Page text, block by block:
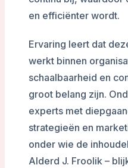
en efficiënter wordt.
Ervaring leert dat
werkt binnen
schaalbaarheid en
groot belang zijn.
experts met
strategieën en
onder wie de
Alderd J. Froolik –